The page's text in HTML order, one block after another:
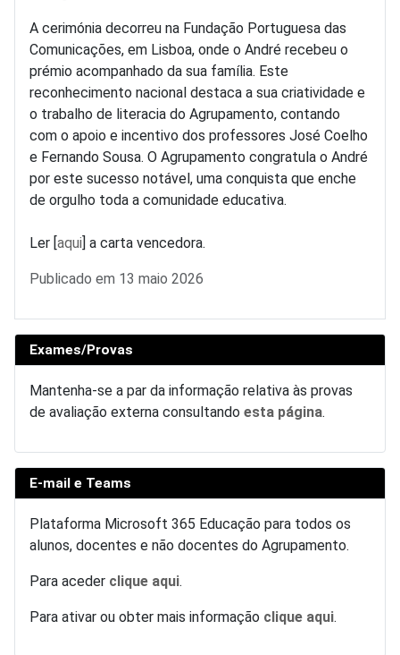
A cerimónia decorreu na Fundação Portuguesa das
Comunicações, em Lisboa, onde o André recebeu o
prémio acompanhado da sua família. Este
reconhecimento nacional destaca a sua criatividade e
o trabalho de literacia do Agrupamento, contando
com o apoio e incentivo dos professores José Coelho
e Fernando Sousa. O Agrupamento congratula o André
por este sucesso notável, uma conquista que enche
de orgulho toda a comunidade educativa.
Ler [ aqui ] a carta vencedora.
Detalhes
Publicado em 13 maio 2026
Exames/Provas
Mantenha-se a par da informação relativa às provas
de avaliação externa consultando esta página.
E-mail e Teams
Plataforma Microsoft 365 Educação para todos os
alunos, docentes e não docentes do Agrupamento.
Para aceder clique aqui.
Para ativar ou obter mais informação clique aqui.